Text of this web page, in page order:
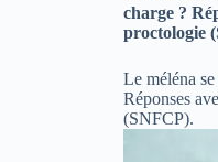
charge ?
proctologie
Le méléna
Réponses
(SNFCP).